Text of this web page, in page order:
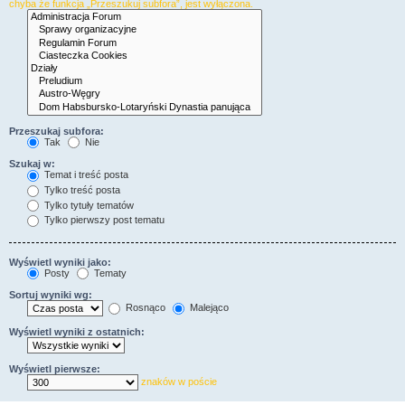
chyba że funkcja „Przeszukuj subfora”, jest wyłączona.
Przeszukaj subfora:
Tak
Nie
Szukaj w:
Temat i treść posta
Tylko treść posta
Tylko tytuły tematów
Tylko pierwszy post tematu
Wyświetl wyniki jako:
Posty
Tematy
Sortuj wyniki wg:
Rosnąco
Malejąco
Wyświetl wyniki z ostatnich:
Wyświetl pierwsze:
znaków w poście